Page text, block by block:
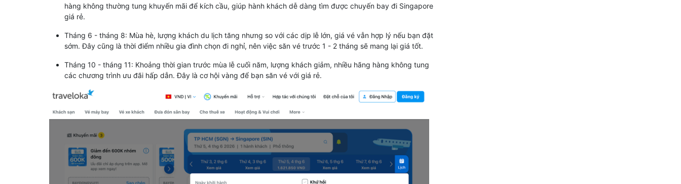
hàng không thường tung khuyến mãi để kích cầu, giúp hành khách dễ dàng tìm được chuyến bay đi Singapore
giá rẻ.
Tháng 6 - tháng 8: Mùa hè, lượng khách du lịch tăng nhưng so với các dịp lễ lớn, giá vé vẫn hợp lý nếu bạn đặt
sớm. Đây cũng là thời điểm nhiều gia đình chọn đi nghỉ, nên việc săn vé trước 1 - 2 tháng sẽ mang lại giá tốt.
Tháng 10 - tháng 11: Khoảng thời gian trước mùa lễ cuối năm, lượng khách giảm, nhiều hãng hàng không tung
các chương trình ưu đãi hấp dẫn. Đây là cơ hội vàng để bạn săn vé với giá rẻ.